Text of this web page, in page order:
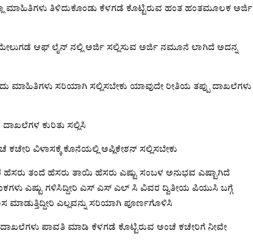
ಮಾಹಿತಿಗಳು ತಿಳಿದುಕೊಂಡು ಕೆಳಗಡೆ ಕೊಟ್ಟಿರುವ ಹಂತ ಹಂತಮೂಲಕ ಅರ್ಜಿ
ಮೇಲುಗಡೆ ಆಫ್ ಲೈನ್ ನಲ್ಲಿ ಅರ್ಜಿ ಸಲ್ಲಿಸುವ ಅರ್ಜಿ ನಮೂನೆ ಲಾಗಿದೆ ಅದನ್ನ
ಮಾಹಿತಿಗಳು ಸರಿಯಾಗಿ ಸಲ್ಲಿಸಬೇಕು ಯಾವುದೇ ರೀತಿಯ ತಪ್ಪು ದಾಖಲೆಗಳು
ಕುರಿತು ಸಲ್ಲಿಸಿ
ಕಚೇರಿ ವಿಳಾಸಕ್ಕೆ ಕೊನೆಯಲ್ಲಿ ಅಪ್ಲಿಕೇಶನ್ ಸಲ್ಲಿಸಬೇಕು
ತಂದೆ ಹೆಸರು ತಾಯಿ ಹೆಸರು ಎಷ್ಟು ಸಂಬಳ ಅನುಭವ ಎಷ್ಟಾಗಿದೆ
ಎಷ್ಟು ಗಳಿಸಿದ್ದೀರಿ ಎಸ್ ಎಸ್ ಎಲ್ ಸಿ ವಿವರ ದ್ವಿತೀಯ ಪಿಯುಸಿ ಬಗ್ಗೆ
ಮಾಡುತ್ತಿದ್ದೀರಿ ಎಲ್ಲವನ್ನು ಸರಿಯಾಗಿ ಪೂರ್ಣಗೊಳಿಸಿ
ಪಾವತಿ ಮಾಡಿ ಕೆಳಗಡೆ ಕೊಟ್ಟಿರುವ ಅಂಚೆ ಕಚೇರಿಗೆ ನೀವೇ